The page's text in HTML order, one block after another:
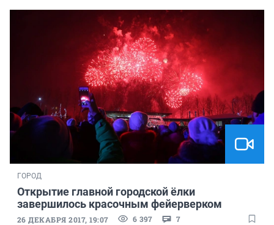
ГОРОД
Открытие главной городской ёлки
завершилось красочным фейерверком
26 ДЕКАБРЯ 2017, 19:07 6 397 7